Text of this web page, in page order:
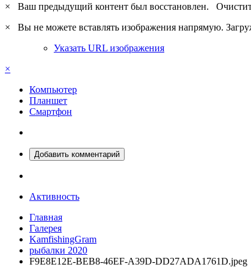
×
Ваш предыдущий контент был восстановлен.
×
Вы не можете вставлять изображения напрямую.
Указать URL изображения
×
Компьютер
Планшет
Смартфон
Добавить комментарий
Активность
Главная
Галерея
KamfishingGram
рыбалки 2020
F9E8E12E-BEB8-46EF-A39D-DD27ADA1761D.jpeg